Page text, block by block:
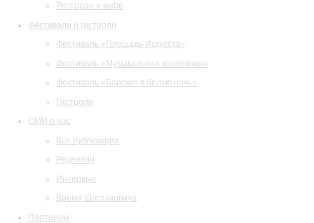
Ресторан и кафе
Фестивали и гастроли
Фестиваль «Площадь Искусств»
Фестиваль «Музыкальная коллекция»
Фестиваль «Барокко в белую ночь»
Гастроли
СМИ о нас
Все публикации
Рецензии
Интервью
Время Шостаковича
Партнеры